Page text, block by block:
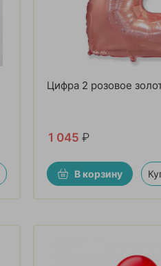
Цифра 2 розовое
1 045 ₽
В корзину